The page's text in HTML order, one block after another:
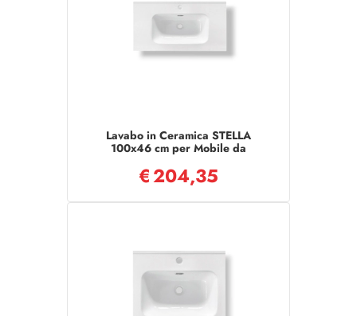
Lavabo in Ceramica STELLA
100x46 cm per Mobile da
€204,35